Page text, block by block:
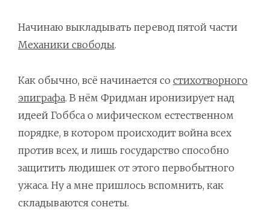
Начинаю выкладывать перевод пятой части
Механики свободы.
Как обычно, всё начинается со стихотворного
эпиграфа. В нём Фридман иронизирует над
идеей Гоббса о мифическом естественном
порядке, в котором происходит война всех
против всех, и лишь государство способно
защитить людишек от этого первобытного
ужаса. Ну а мне пришлось вспомнить, как
складываются сонеты.